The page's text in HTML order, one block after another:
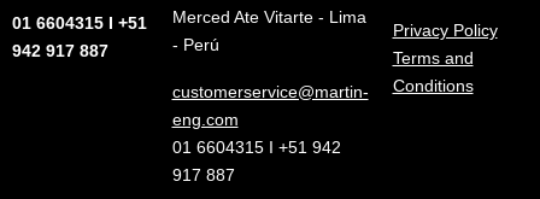
01 6604315 I +51
942 917 887
Merced Ate Vitarte - Lima
- Perú
customerservice@martin-
eng.com
01 6604315 I +51 942
917 887
Privacy Policy
Terms and
Conditions